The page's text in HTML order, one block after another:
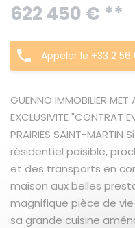
622 450 € **
Appeler le +33 2 56
GUENNO IMMOBILIER
EXCLUSIVITE "CONTRAT
PRAIRIES SAINT-
résidentiel paisible,
et des transports en
maison aux belles
magnifique pièce de
sa grande cuisine